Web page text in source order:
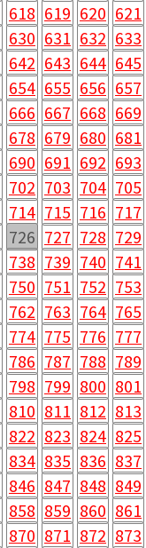
618 619 620 621
630 631 632 633
642 643 644 645
654 655 656 657
666 667 668 669
678 679 680 681
690 691 692 693
702 703 704 705
714 715 716 717
726 727 728 729
738 739 740 741
750 751 752 753
762 763 764 765
774 775 776 777
786 787 788 789
798 799 800 801
810 811 812 813
822 823 824 825
834 835 836 837
846 847 848 849
858 859 860 861
870 871 872 873